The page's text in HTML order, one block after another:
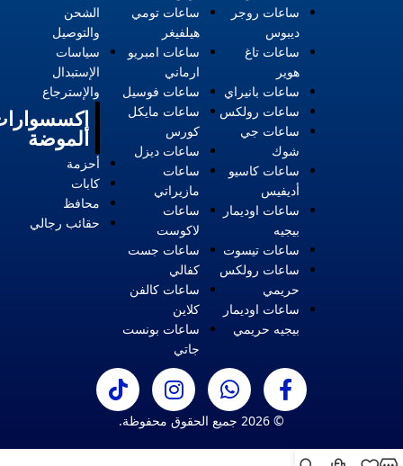
الشحن
والتوصيل
سياسات
الإستبدال
والإسترجاع
الموضة
أحزمة
كابات
محافظ
حقائب رجالي
ساعات تومي
هيلفيغر
ساعات امبريو
ارماني
ساعات فوسيل
ساعات مايكل
كورس
ساعات ديزل
ساعات
مازيراتي
ساعات
لاكوست
ساعات جست
كفالي
ساعات كالفن
كلاين
ساعات بونست
جاتي
ساعات روجر
ديبوس
ساعات تاغ
هوير
ساعات بانيراي
ساعات رولكس
ساعات جي
شوك
ساعات كاسيو
أديفيس
ساعات اوديمار
بيجيه
ساعات تيسوت
ساعات رولكس
حريمي
ساعات اوديمار
بيجيه حريمي
© 2026 جميع الحقوق محفوظة.